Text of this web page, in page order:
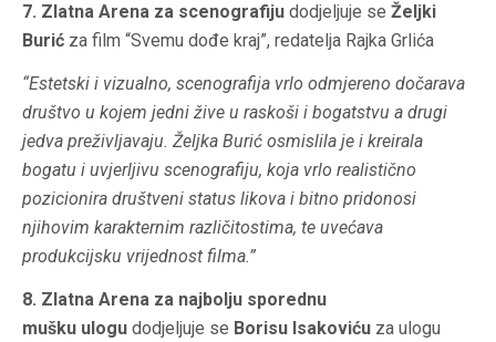
7. Zlatna Arena za scenografiju dodjeljuje se Željki
Burić za film “Svemu dođe kraj”, redatelja Rajka Grlića
“Estetski i vizualno, scenografija vrlo odmjereno dočarava
društvo u kojem jedni žive u raskoši i bogatstvu a drugi
jedva preživljavaju. Željka Burić osmislila je i kreirala
bogatu i uvjerljivu scenografiju, koja vrlo realistično
pozicionira društveni status likova i bitno pridonosi
njihovim karakternim različitostima, te uvećava
produkcijsku vrijednost filma.”
8. Zlatna Arena za najbolju sporednu
mušku ulogu dodjeljuje se Borisu Isakoviću za ulogu